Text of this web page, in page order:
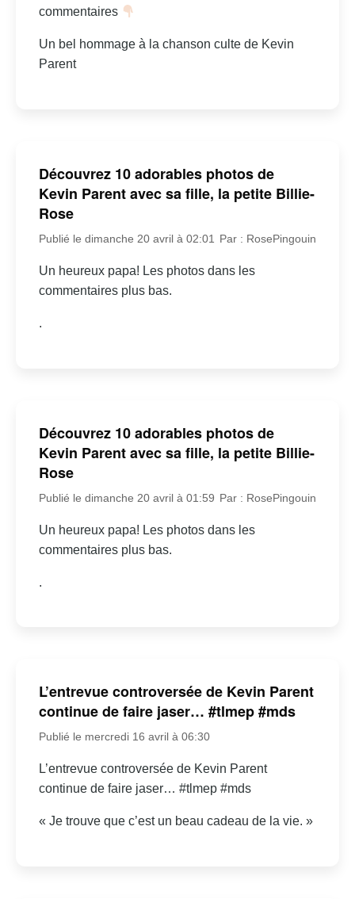
commentaires
Un bel hommage à la chanson culte de Kevin
Parent
Découvrez 10 adorables photos de
Kevin Parent avec sa fille, la petite Billie-
Rose
Publié le dimanche 20 avril à 02:01 Par : RosePingouin
Un heureux papa! Les photos dans les
commentaires plus bas.
.
Découvrez 10 adorables photos de
Kevin Parent avec sa fille, la petite Billie-
Rose
Publié le dimanche 20 avril à 01:59 Par : RosePingouin
Un heureux papa! Les photos dans les
commentaires plus bas.
.
L’entrevue controversée de Kevin Parent
continue de faire jaser… #tlmep #mds
Publié le mercredi 16 avril à 06:30
L’entrevue controversée de Kevin Parent
continue de faire jaser… #tlmep #mds
« Je trouve que c’est un beau cadeau de la vie. »